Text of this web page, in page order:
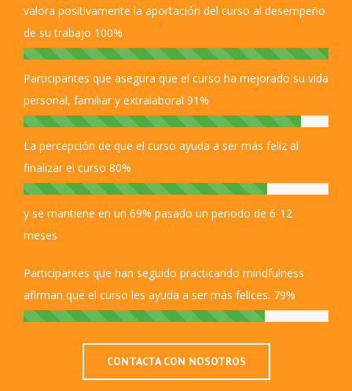
valora positivamente la aportación del curso al desempeño
de su trabajo 100%
Participantes que asegura que el curso ha mejorado su vida
personal, familiar y extralaboral 91%
La percepción de que el curso ayuda a ser más feliz al
finalizar el curso 80%
y se mantiene en un 69% pasado un periodo de 6-12
meses
Participantes que han seguido practicando mindfulness
afirman que el curso les ayuda a ser más felices. 79%
CONTACTA CON NOSOTROS